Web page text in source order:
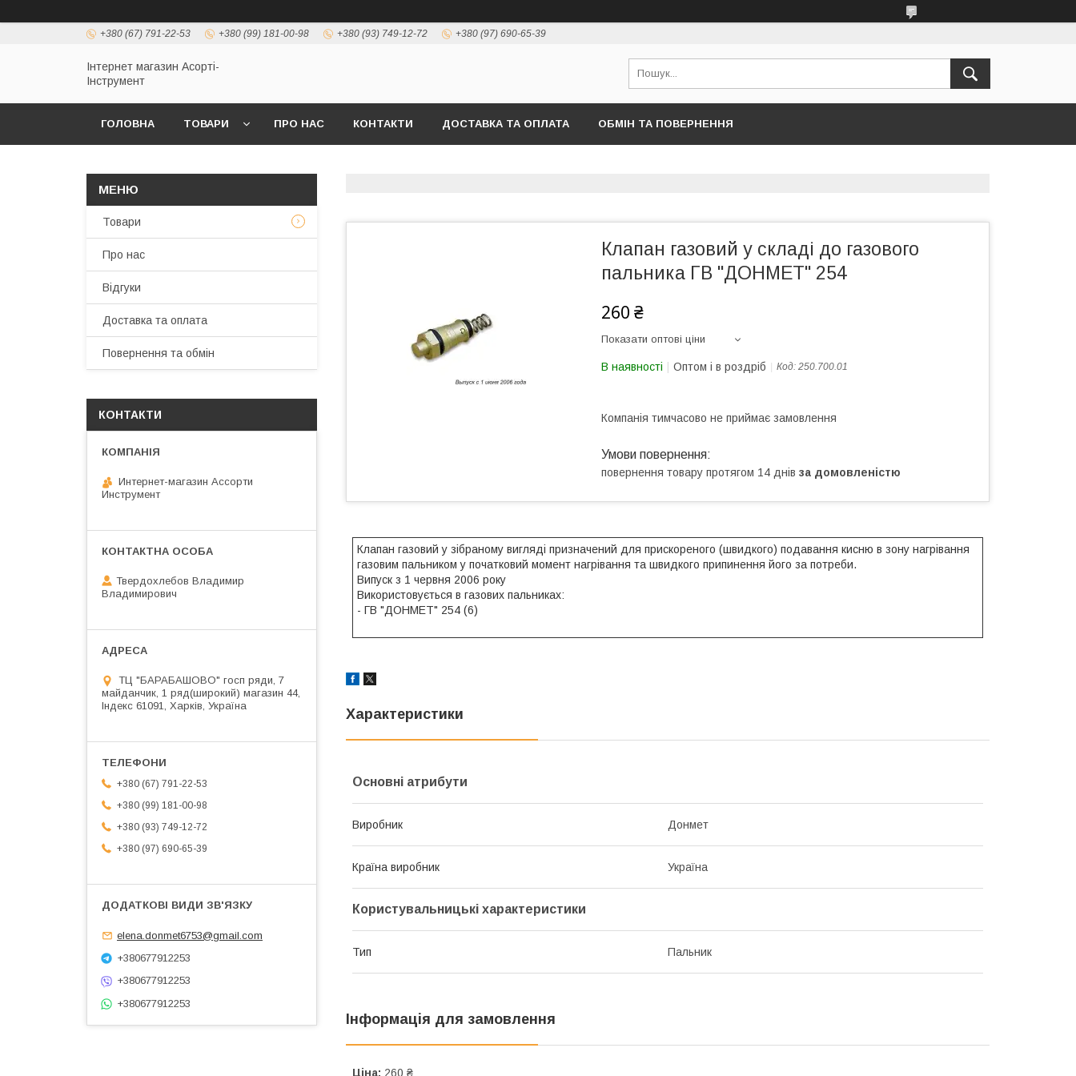
+380 (67) 791-22-53 +380 (99) 181-00-98 +380 (93) 749-12-72 +380 (97) 690-65-39
Інтернет магазин Асорті-
Інструмент
ГОЛОВНА ТОВАРИ ПРО НАС КОНТАКТИ ДОСТАВКА ТА ОПЛАТА ОБМІН ТА ПОВЕРНЕННЯ
Клапан газовий у складі до газового
пальника ГВ "ДОНМЕТ" 254
260 ₴
Показати оптові ціни
В наявності Оптом і в роздріб Код: 250.700.01
Компанія тимчасово не приймає замовлення
повернення товару протягом 14 днів за домовленістю
Клапан газовий у зібраному вигляді призначений для прискореного (швидкого) подавання кисню в зону нагрівання
газовим пальником у початковий момент нагрівання та швидкого припинення його за потреби.
Випуск з 1 червня 2006 року
Використовується в газових пальниках:
- ГВ "ДОНМЕТ" 254 (6)
Характеристики
Основні атрибути
Виробник Донмет
Країна виробник Україна
Користувальницькі характеристики
Тип Пальник
Інформація для замовлення
Ціна: 260 ₴
Товари
Про нас
Відгуки
Доставка та оплата
Повернення та обмін
КОНТАКТИ
Интернет-магазин Ассорти
Инструмент
Твердохлебов Владимир
Владимирович
ТЦ "БАРАБАШОВО" госп ряди, 7
майданчик, 1 ряд(широкий) магазин 44,
Індекс 61091, Харків, Україна
+380 (67) 791-22-53
+380 (99) 181-00-98
+380 (93) 749-12-72
+380 (97) 690-65-39
elena.donmet6753@gmail.com
+380677912253
+380677912253
+380677912253